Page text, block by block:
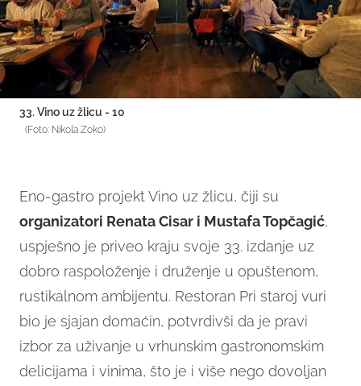
33. Vino uz žlicu - 10
(Foto: Nikola Zoko)
Eno-gastro projekt Vino uz žlicu, čiji su
organizatori Renata Cisar i Mustafa Topčagić,
uspješno je priveo kraju svoje 33. izdanje uz
dobro raspoloženje i druženje u opuštenom,
rustikalnom ambijentu. Restoran Pri staroj vuri
bio je sjajan domaćin, potvrdivši da je pravi
izbor za uživanje u vrhunskim gastronomskim
delicijama i vinima, što je i više nego dovoljan